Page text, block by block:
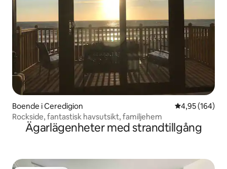
Boende i Ceredigion 4,95 av 5 i
4,95 (164)
Rockside, fantastisk havsutsikt, familjehem
Ägarlägenheter med strandtillgång